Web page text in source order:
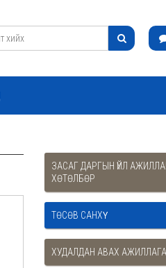
ЗАСАГ ДАРГЫН ҮЙЛ
ХӨТӨЛБӨР
ТӨСӨВ САНХҮҮ
ХУДАЛДАН АВАХ